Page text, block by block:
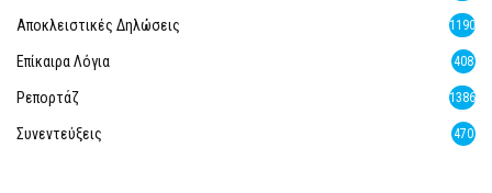
Αποκλειστικές Δηλώσεις 1190
Επίκαιρα Λόγια 408
Ρεπορτάζ 1386
Συνεντεύξεις 470